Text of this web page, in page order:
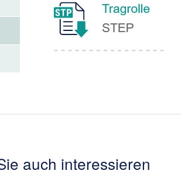
auch interessieren